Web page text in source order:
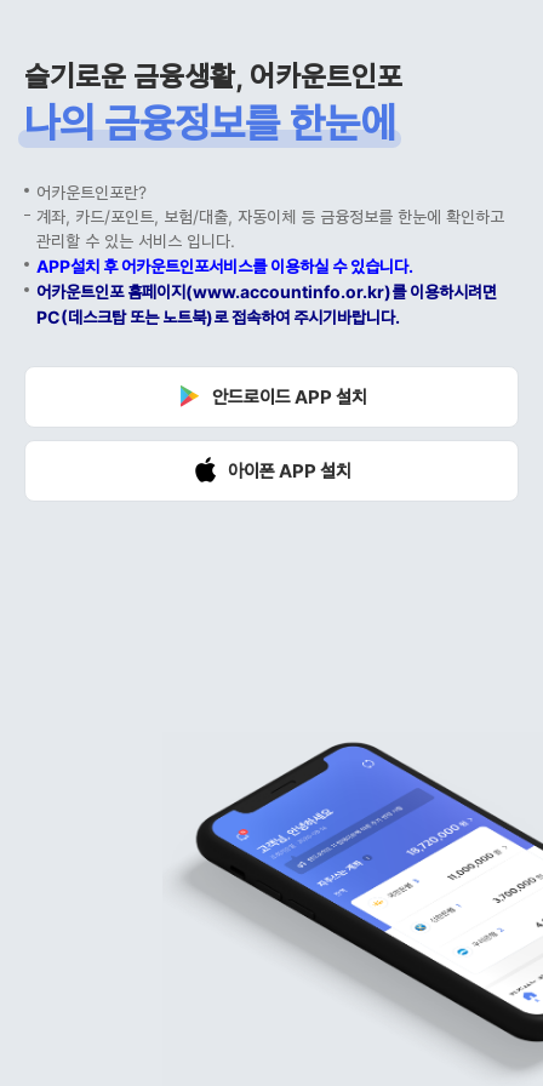
슬기로운 금융생활, 어카운트인포
나의 금융정보를 한눈에
어카운트인포란?
계좌, 카드/포인트, 보험/대출, 자동이체 등 금융정보를 한눈에 확인하고
관리할 수 있는 서비스 입니다.
APP설치 후 어카운트인포서비스를 이용하실 수 있습니다.
어카운트인포 홈페이지(www.accountinfo.or.kr)를 이용하시려면
PC(데스크탑 또는 노트북)로 접속하여 주시기바랍니다.
안드로이드 APP 설치
아이폰 APP 설치